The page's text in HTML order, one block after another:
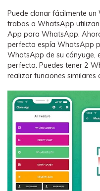
Puede clonar fácilmente
trabas a WhatsApp
App para WhatsApp.
perfecta espía WhatsApp
WhatsApp de su cónyuge,
perfecta. Puedes tener 2
realizar funciones similares